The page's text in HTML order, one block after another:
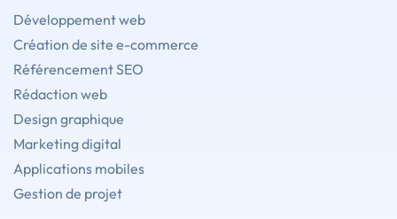
Développement web
Création de site e-commerce
Référencement SEO
Rédaction web
Design graphique
Marketing digital
Applications mobiles
Gestion de projet